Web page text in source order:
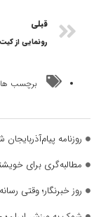
قبلی
برچسب
روزنامه پیام‌آذربایجان
مطالبه‌گری برای
روز خبرنگار؛ وقتی